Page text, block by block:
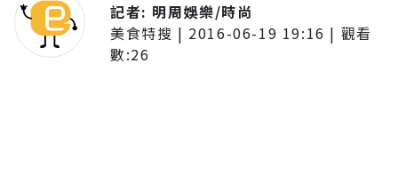
記者: 明周娛樂/時尚
美食特搜 | 2016-06-19 19:16 | 觀看
數:26